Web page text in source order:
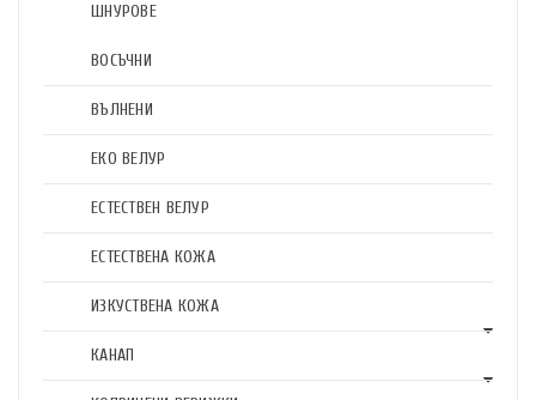
ШНУРОВЕ
ВОСЪЧНИ
ВЪЛНЕНИ
ЕКО ВЕЛУР
ЕСТЕСТВЕН ВЕЛУР
ЕСТЕСТВЕНА КОЖА
ИЗКУСТВЕНА КОЖА
КАНАП